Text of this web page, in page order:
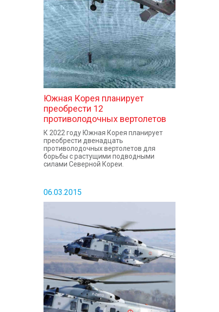
КОНТАКТЫ
Южная Корея планирует
преобрести 12
противолодочных вертолетов
К 2022 году Южная Корея планирует
преобрести двенадцать
противолодочных вертолетов для
борьбы с растущими подводными
силами Северной Кореи.
06.03.2015